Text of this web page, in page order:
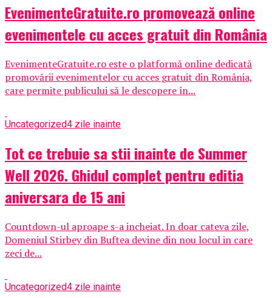
EvenimenteGratuite.ro promovează online
evenimentele cu acces gratuit din România
EvenimenteGratuite.ro este o platformă online dedicată
promovării evenimentelor cu acces gratuit din România,
care permite publicului să le descopere în...
Uncategorized4 zile inainte
Tot ce trebuie sa stii inainte de Summer
Well 2026. Ghidul complet pentru editia
aniversara de 15 ani
Countdown-ul aproape s-a incheiat. In doar cateva zile,
Domeniul Stirbey din Buftea devine din nou locul in care
zeci de...
Uncategorized4 zile inainte